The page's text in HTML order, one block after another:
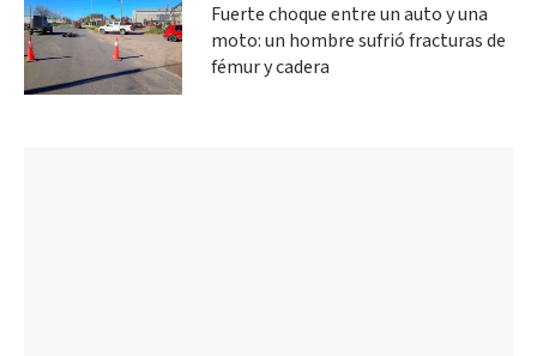
Fuerte choque entre un auto y una
moto: un hombre sufrió fracturas de
fémur y cadera